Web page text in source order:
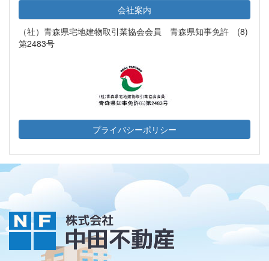
会社案内
（社）青森県宅地建物取引業協会会員 青森県知事免許 (8)
第2483号
プライバシーポリシー